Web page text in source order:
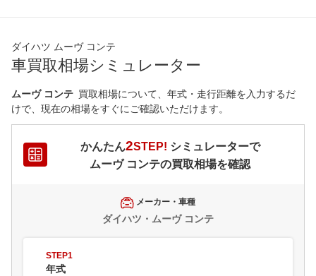
ダイハツ ムーヴ コンテ
車買取相場シミュレーター
ムーヴ コンテ 買取相場について、年式・走行距離を入力するだ
けで、現在の相場をすぐにご確認いただけます。
かんたん2STEP! シミュレーターで
ムーヴ コンテの買取相場を確認
メーカー・車種
ダイハツ・ムーヴ コンテ
STEP1
年式